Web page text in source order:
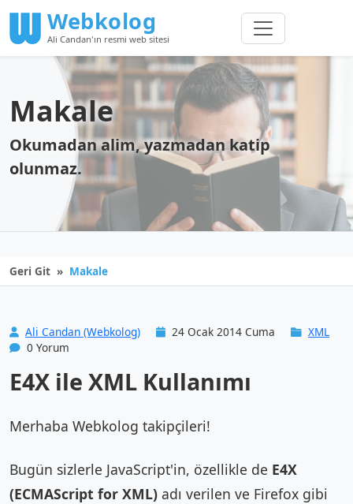
Webkolog
Ali Candan'ın resmi web sitesi
Makale
Okumadan alim, yazmadan katip
olunmaz.
Geri Git Makale
Ali Candan (Webkolog) 24 Ocak 2014 Cuma
XML
0 Yorum
E4X ile XML Kullanımı
Merhaba Webkolog takipçileri!
Bugün sizlerle JavaScript'in, özellikle de E4X
(ECMAScript for XML) adı verilen ve Firefox gibi